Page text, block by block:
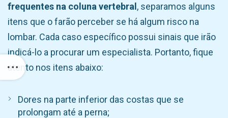
frequentes na coluna vertebral, separamos alguns
itens que o farão perceber se há algum risco na
lombar. Cada caso específico possui sinais que irão
indicá-lo a procurar um especialista. Portanto, fique
atento nos itens abaixo:
Dores na parte inferior das costas que se
prolongam até a perna;